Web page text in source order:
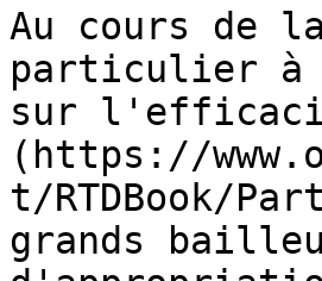
Au cours de
particulier à
sur
(https://
t/RTDBook/
grands